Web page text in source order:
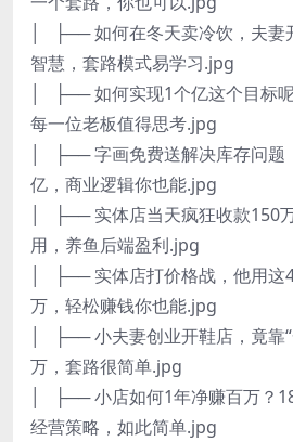
│ ├── 如何在冬天卖冷饮，夫妻
智慧，套路模式易学习.jpg
│ ├── 如何实现1个亿这个目标
每一位老板值得思考.jpg
│ ├── 字画免费送解决库存问题
亿，商业逻辑你也能.jpg
│ ├── 实体店当天疯狂收款150
用，养鱼后端盈利.jpg
│ ├── 实体店打价格战，他用这
万，轻松赚钱你也能.jpg
│ ├── 小夫妻创业开鞋店，竟靠
万，套路很简单.jpg
│ ├── 小店如何1年净赚百万？
经营策略，如此简单.jpg